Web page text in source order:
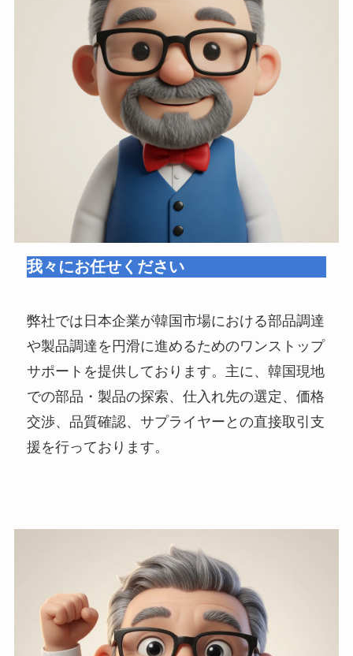
我々にお任せください
弊社では日本企業が韓国市場における部品調達
や製品調達を円滑に進めるためのワンストップ
サポートを提供しております。主に、韓国現地
での部品・製品の探索、仕入れ先の選定、価格
交渉、品質確認、サプライヤーとの直接取引支
援を行っております。